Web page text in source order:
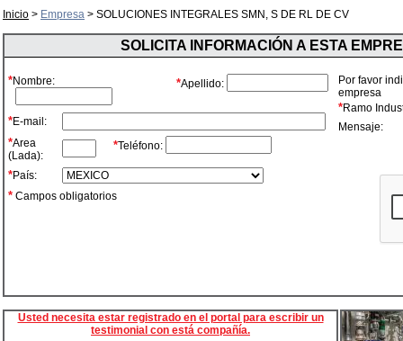
Inicio > Empresa > SOLUCIONES INTEGRALES SMN, S DE RL DE CV
SOLICITA INFORMACIÓN A ESTA
*Nombre: *Apellido:
*E-mail:
*Area
(Lada):
*Teléfono:
*País:
* Campos obligatorios
Por favor
empresa
*Ramo
Mensaje:
Usted necesita estar registrado en el portal para escribir un
testimonial con está compañía.